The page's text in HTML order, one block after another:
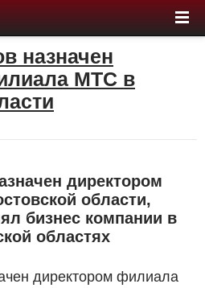
назначен
МТС в
директором
области,
бизнес компании в
областях
директором филиала